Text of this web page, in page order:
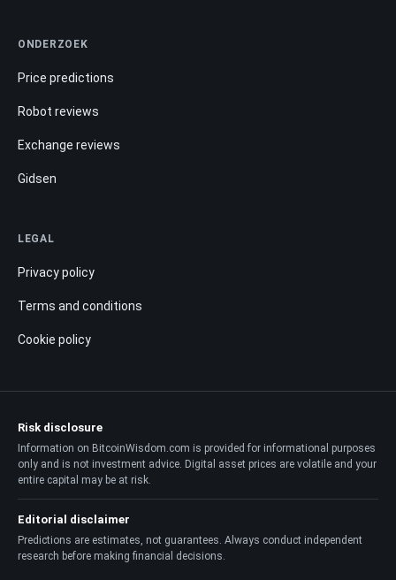
ONDERZOEK
Price predictions
Robot reviews
Exchange reviews
Gidsen
LEGAL
Privacy policy
Terms and conditions
Cookie policy
Risk disclosure
Information on BitcoinWisdom.com is provided for informational purposes
only and is not investment advice. Digital asset prices are volatile and your
entire capital may be at risk.
Editorial disclaimer
Predictions are estimates, not guarantees. Always conduct independent
research before making financial decisions.